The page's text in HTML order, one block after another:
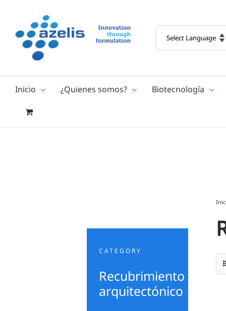
content
Inicio ¿Quienes somos? Biotecnología
CATEGORY
Recubrimiento
arquitectónico